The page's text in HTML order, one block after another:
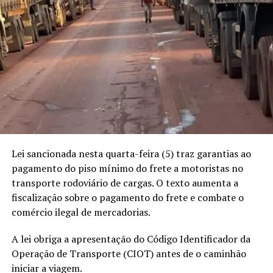
Bombeiros fizeram o resgate das vítimas — Foto: Julian de
Sousa/TVCA
UP NEXT
Sema-MT abre inscrições de artigos científicos para a
Semana de Recursos Hídricos
DON'T MISS
Preços da soja avançam: veja como as cotações
iniciaram a semana
Lei sancionada nesta quarta-feira (5) traz garantias ao
pagamento do piso mínimo do frete a motoristas no
transporte rodoviário de cargas. O texto aumenta a
fiscalização sobre o pagamento do frete e combate o
comércio ilegal de mercadorias.
A lei obriga a apresentação do Código Identificador da
Operação de Transporte (CIOT) antes de o caminhão
iniciar a viagem.